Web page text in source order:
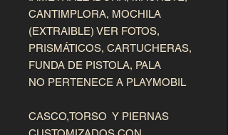
CANTIMPLORA, MOCHILA
(EXTRAIBLE) VER FOTOS,
PRISMÁTICOS, CARTUCHERAS,
FUNDA DE PISTOLA, PALA
NO PERTENECE A PLAYMOBIL
CASCO,TORSO  Y PIERNAS